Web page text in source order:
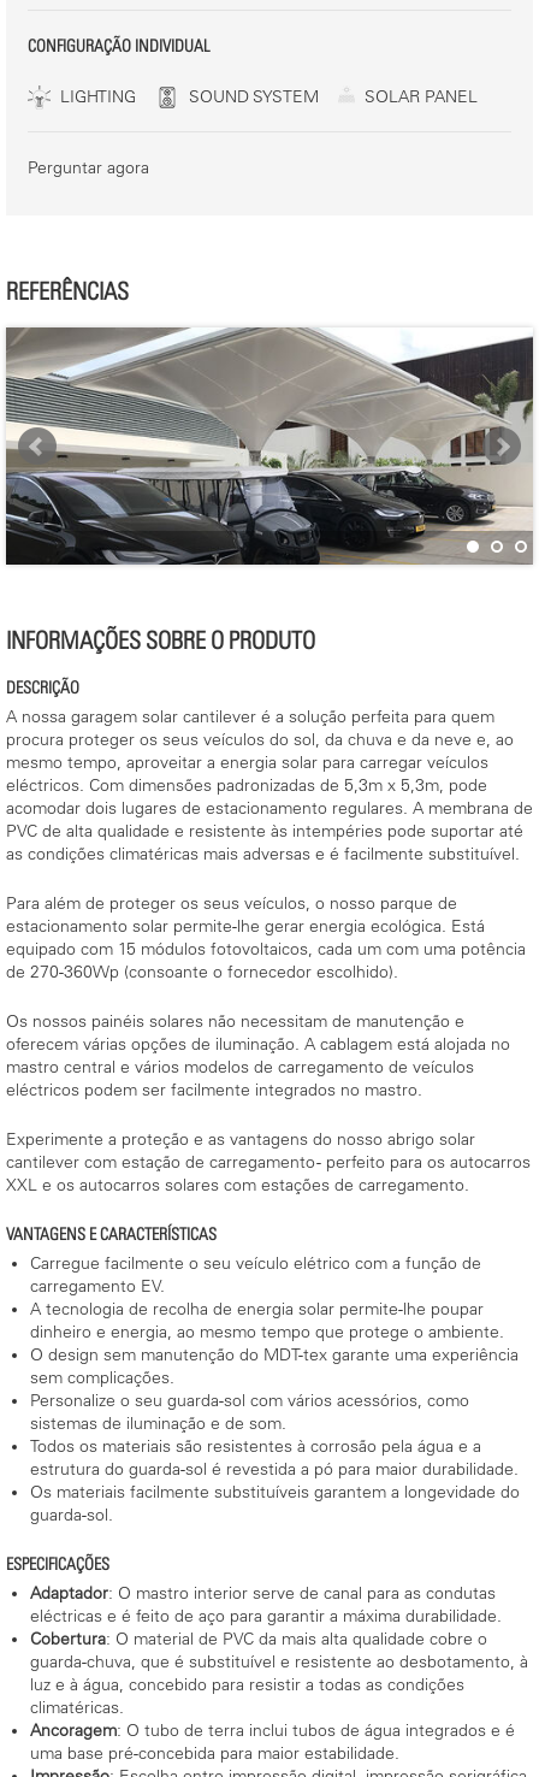
CONFIGURAÇÃO INDIVIDUAL
LIGHTING SOUND SYSTEM SOLAR PANEL
Perguntar agora
REFERÊNCIAS
INFORMAÇÕES SOBRE O PRODUTO
DESCRIÇÃO
A nossa garagem solar cantilever é a solução perfeita para quem
procura proteger os seus veículos do sol, da chuva e da neve e, ao
mesmo tempo, aproveitar a energia solar para carregar veículos
eléctricos. Com dimensões padronizadas de 5,3m x 5,3m, pode
acomodar dois lugares de estacionamento regulares. A membrana de
PVC de alta qualidade e resistente às intempéries pode suportar até
as condições climatéricas mais adversas e é facilmente substituível.
Para além de proteger os seus veículos, o nosso parque de
estacionamento solar permite-lhe gerar energia ecológica. Está
equipado com 15 módulos fotovoltaicos, cada um com uma potência
de 270-360Wp (consoante o fornecedor escolhido).
Os nossos painéis solares não necessitam de manutenção e
oferecem várias opções de iluminação. A cablagem está alojada no
mastro central e vários modelos de carregamento de veículos
eléctricos podem ser facilmente integrados no mastro.
Experimente a proteção e as vantagens do nosso abrigo solar
cantilever com estação de carregamento - perfeito para os autocarros
XXL e os autocarros solares com estações de carregamento.
VANTAGENS E CARACTERÍSTICAS
Carregue facilmente o seu veículo elétrico com a função de
carregamento EV.
A tecnologia de recolha de energia solar permite-lhe poupar
dinheiro e energia, ao mesmo tempo que protege o ambiente.
O design sem manutenção do MDT-tex garante uma experiência
sem complicações.
Personalize o seu guarda-sol com vários acessórios, como
sistemas de iluminação e de som.
Todos os materiais são resistentes à corrosão pela água e a
estrutura do guarda-sol é revestida a pó para maior durabilidade.
Os materiais facilmente substituíveis garantem a longevidade do
guarda-sol.
ESPECIFICAÇÕES
Adaptador: O mastro interior serve de canal para as condutas
eléctricas e é feito de aço para garantir a máxima durabilidade.
Cobertura: O material de PVC da mais alta qualidade cobre o
guarda-chuva, que é substituível e resistente ao desbotamento, à
luz e à água, concebido para resistir a todas as condições
climatéricas.
Ancoragem: O tubo de terra inclui tubos de água integrados e é
uma base pré-concebida para maior estabilidade.